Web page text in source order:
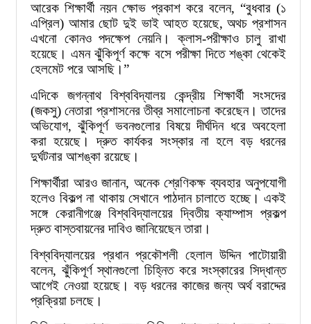
আরেক শিক্ষার্থী নয়ন ক্ষোভ প্রকাশ করে বলেন, “বুধবার (১
এপ্রিল) আমার ছোট দুই ভাই আহত হয়েছে, অথচ প্রশাসন
এখনো কোনও পদক্ষেপ নেয়নি। ক্লাস-পরীক্ষাও চালু রাখা
হয়েছে। এমন ঝুঁকিপূর্ণ কক্ষে বসে পরীক্ষা দিতে শঙ্কা থেকেই
হেলমেট পরে আসছি।”
এদিকে জগন্নাথ বিশ্ববিদ্যালয় কেন্দ্রীয় শিক্ষার্থী সংসদের
(জকসু) নেতারা প্রশাসনের তীব্র সমালোচনা করেছেন। তাদের
অভিযোগ, ঝুঁকিপূর্ণ ভবনগুলোর বিষয়ে দীর্ঘদিন ধরে অবহেলা
করা হয়েছে। দ্রুত কার্যকর সংস্কার না হলে বড় ধরনের
দুর্ঘটনার আশঙ্কা রয়েছে।
শিক্ষার্থীরা আরও জানান, অনেক শ্রেণিকক্ষ ব্যবহার অনুপযোগী
হলেও বিকল্প না থাকায় সেখানে পাঠদান চালাতে হচ্ছে। একই
সঙ্গে কেরানীগঞ্জে বিশ্ববিদ্যালয়ের দ্বিতীয় ক্যাম্পাস প্রকল্প
দ্রুত বাস্তবায়নের দাবিও জানিয়েছেন তারা।
বিশ্ববিদ্যালয়ের প্রধান প্রকৌশলী হেলাল উদ্দিন পাটোয়ারী
বলেন, ঝুঁকিপূর্ণ স্থানগুলো চিহ্নিত করে সংস্কারের সিদ্ধান্ত
আগেই নেওয়া হয়েছে। বড় ধরনের কাজের জন্য অর্থ বরাদ্দের
প্রক্রিয়া চলছে।